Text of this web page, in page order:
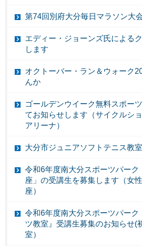
第74回別府大分毎日マラソン大
エディー・ジョーンズ氏による
します
オクトーバー・ラン＆ウォーク
んか
ゴールデンウイーク無料スポー
てお知らせします（サイクルシ
アリーナ）
大分市ジュニアソフトテニス教
令和6年度南大分スポーツパーク
座」の受講生を募集します（女
座）
令和6年度南大分スポーツパーク
ツ教室』受講生募集のお知らせ(
室）